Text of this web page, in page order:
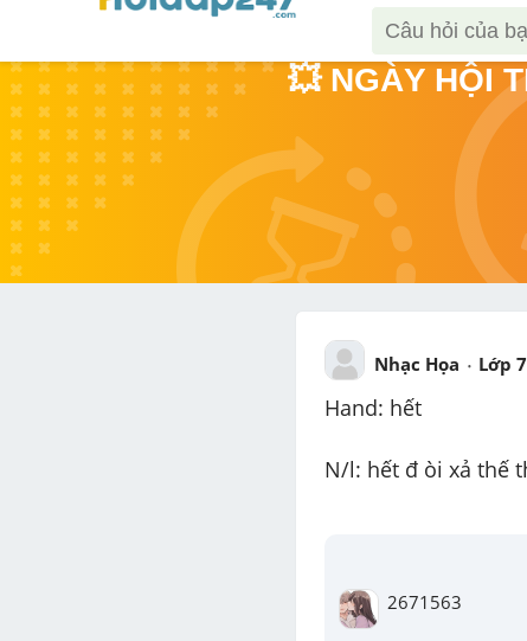
💥 NGÀY HỘI
Nhạc Họa Lớp 7
Hand: hết
N/l: hết đ òi xả thế
2671563